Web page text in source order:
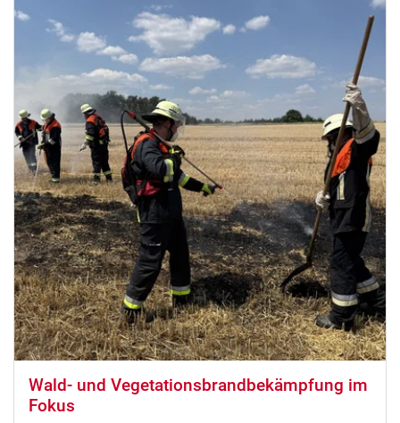
Wald- und Vegetationsbrandbekämpfung im
Fokus